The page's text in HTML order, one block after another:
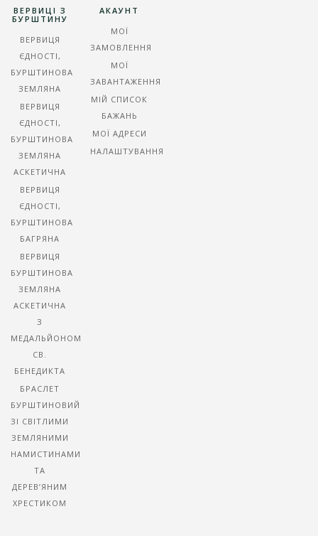
ВЕРВИЦІ З
БУРШТИНУ
ВЕРВИЦЯ
ЄДНОСТІ,
БУРШТИНОВА
ЗЕМЛЯНА
ВЕРВИЦЯ
ЄДНОСТІ,
БУРШТИНОВА
ЗЕМЛЯНА
АСКЕТИЧНА
ВЕРВИЦЯ
ЄДНОСТІ,
БУРШТИНОВА
БАГРЯНА
ВЕРВИЦЯ
БУРШТИНОВА
ЗЕМЛЯНА
АСКЕТИЧНА
З
МЕДАЛЬЙОНОМ
СВ.
БЕНЕДИКТА
БРАСЛЕТ
БУРШТИНОВИЙ
ЗІ СВІТЛИМИ
ЗЕМЛЯНИМИ
НАМИСТИНАМИ
ТА
ДЕРЕВ’ЯНИМ
ХРЕСТИКОМ
АКАУНТ
МОЇ
ЗАМОВЛЕННЯ
МОЇ
ЗАВАНТАЖЕННЯ
МІЙ СПИСОК
БАЖАНЬ
МОЇ АДРЕСИ
НАЛАШТУВАННЯ